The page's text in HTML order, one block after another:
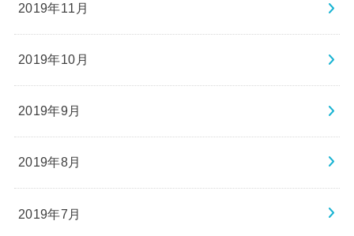
2019年11月
2019年10月
2019年9月
2019年8月
2019年7月